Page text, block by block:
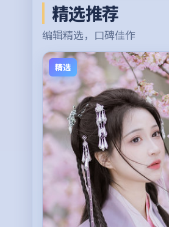
精选推荐
编辑精选，口碑佳作
精选